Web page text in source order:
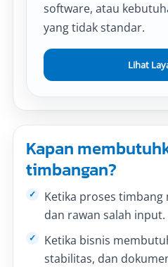
software, atau
yang tidak standar.
Lihat
Kapan
timbangan?
Ketika proses
dan rawan salah input.
Ketika bisnis
stabilitas, dan